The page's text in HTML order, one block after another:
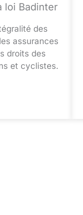
loi Badinter
des
assurances
droits des
et cyclistes.